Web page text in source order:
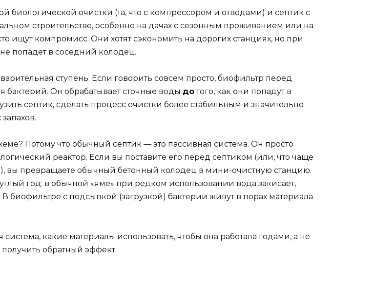
биологической очистки (та, что с компрессором и отводами) и септик с
строительстве, особенно на дачах с сезонным проживанием или на
ищут компромисс. Они хотят сэкономить на дорогих станциях, но при
попадет в соседний колодец.
ступень. Если говорить совсем просто, биофильтр перед
бактерий. Он обрабатывает сточные воды дотого, как они попадут в
септик, сделать процесс очистки более стабильным и значительно
Потому что обычный септик — это пассивная система. Он просто
реактор. Если вы поставите его перед септиком (или, что чаще
вы превращаете обычный бетонный колодец в мини-очистную станцию.
год: в обычной «яме» при редком использовании вода закисает,
В биофильтре с подсыпкой (загрузкой) бактерии живут в порах материала
какие материалы использовать, чтобы она работала годами, а не
обратный эффект.